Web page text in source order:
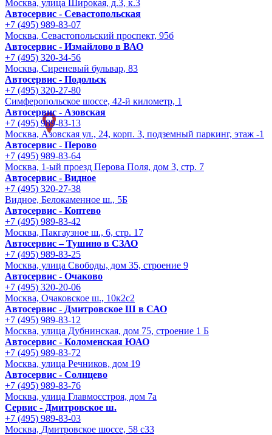
Москва, улица Широкая, д.3, к.3
Автосервис - Cевастопольская
+7 (495) 989-83-07
Москва, Севастопольский проспект, 95б
Автосервис - Измайлово в ВАО
+7 (495) 320-34-56
Москва, Сиреневый бульвар, 83
Автосервис - Подольск
+7 (495) 320-27-80
Симферопольское шоссе, 42-й километр, 1
Автосервис - Азовская
+7 (495) 989-83-13
Москва, Азовская ул., 24, корп. 3, подземный паркинг, этаж -1
Автосервис - Перово
+7 (495) 989-83-64
Москва, 1-ый проезд Перова Поля, дом 3, стр. 7
Автосервис - Видное
+7 (495) 320-27-38
Видное, Белокаменное ш., 5Б
Автосервис - Коптево
+7 (495) 989-83-42
Москва, Пакгаузное ш., 6, стр. 17
Автосервис – Тушино в СЗАО
+7 (495) 989-83-25
Москва, улица Свободы, дом 35, строение 9
Автосервис - Очаково
+7 (495) 320-20-06
Москва, Очаковское ш., 10к2с2
Автосервис - Дмитровское Ш в САО
+7 (495) 989-83-12
Москва, улица Дубнинская, дом 75, строение 1 Б
Автосервис - Коломенская ЮАО
+7 (495) 989-83-72
Москва, улица Речников, дом 19
Автосервис - Солнцево
+7 (495) 989-83-76
Москва, улица Главмосстроя, дом 7а
Сервис - Дмитровское ш.
+7 (495) 989-83-03
Москва, Дмитровское шоссе, 58 с33